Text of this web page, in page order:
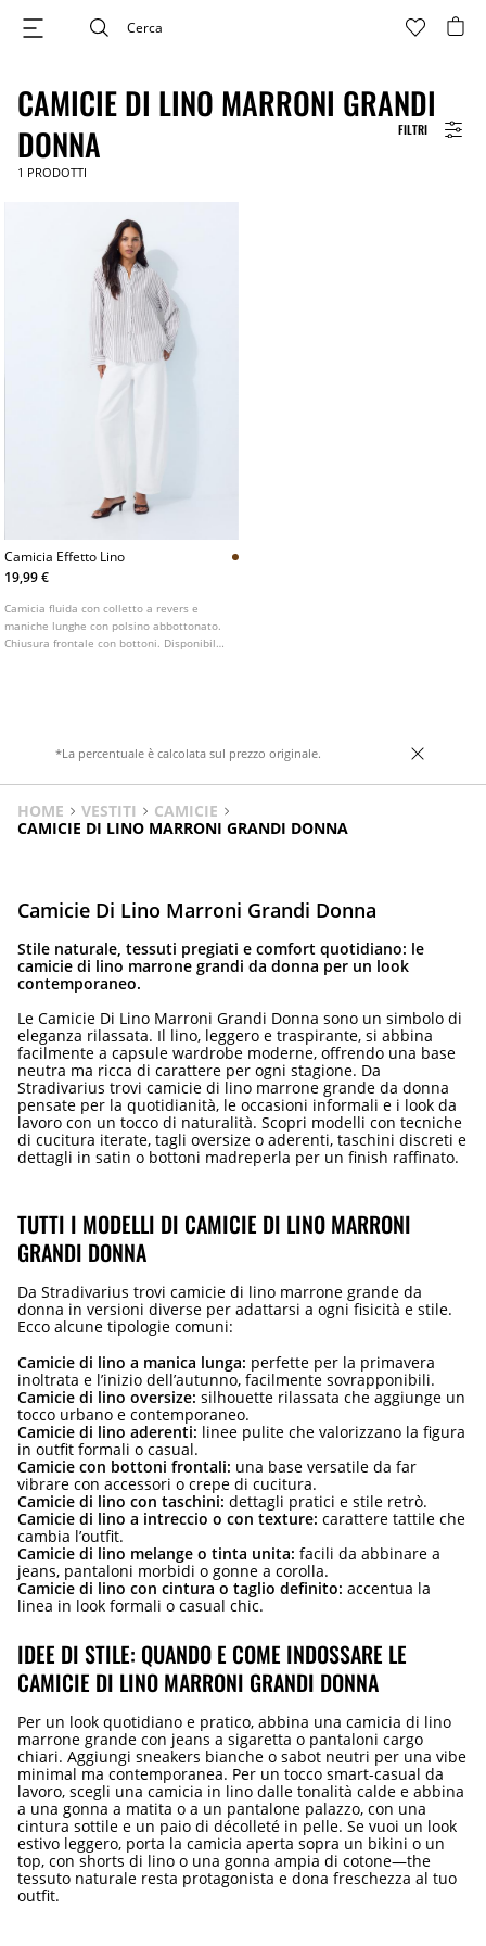
FILTRI
CAMICIE DI LINO MARRONI GRANDI
DONNA
1 PRODOTTI
Camicia Effetto Lino
19,99 €
Camicia fluida con colletto a revers e
maniche lunghe con polsino abbottonato.
Chiusura frontale con bottoni. Disponibile
*La percentuale è calcolata sul prezzo originale.
HOME VESTITI
CAMICIE
CAMICIE DI LINO MARRONI GRANDI DONNA
Camicie Di Lino Marroni Grandi Donna
Stile naturale, tessuti pregiati e comfort quotidiano: le
camicie di lino marrone grandi da donna per un look
contemporaneo.
Le Camicie Di Lino Marroni Grandi Donna sono un simbolo di
eleganza rilassata. Il lino, leggero e traspirante, si abbina
facilmente a capsule wardrobe moderne, offrendo una base
neutra ma ricca di carattere per ogni stagione. Da
Stradivarius trovi camicie di lino marrone grande da donna
pensate per la quotidianità, le occasioni informali e i look da
lavoro con un tocco di naturalità. Scopri modelli con tecniche
di cucitura iterate, tagli oversize o aderenti, taschini discreti e
dettagli in satin o bottoni madreperla per un finish raffinato.
TUTTI I MODELLI DI CAMICIE DI LINO MARRONI
GRANDI DONNA
Da Stradivarius trovi camicie di lino marrone grande da
donna in versioni diverse per adattarsi a ogni fisicità e stile.
Ecco alcune tipologie comuni:
Camicie di lino a manica lunga: perfette per la primavera
inoltrata e l’inizio dell’autunno, facilmente sovrapponibili.
Camicie di lino oversize: silhouette rilassata che aggiunge un
tocco urbano e contemporaneo.
Camicie di lino aderenti: linee pulite che valorizzano la figura
in outfit formali o casual.
Camicie con bottoni frontali: una base versatile da far
vibrare con accessori o crepe di cucitura.
Camicie di lino con taschini: dettagli pratici e stile retrò.
Camicie di lino a intreccio o con texture: carattere tattile che
cambia l’outfit.
Camicie di lino melange o tinta unita: facili da abbinare a
jeans, pantaloni morbidi o gonne a corolla.
Camicie di lino con cintura o taglio definito: accentua la
linea in look formali o casual chic.
IDEE DI STILE: QUANDO E COME INDOSSARE LE
CAMICIE DI LINO MARRONI GRANDI DONNA
Per un look quotidiano e pratico, abbina una camicia di lino
marrone grande con jeans a sigaretta o pantaloni cargo
chiari. Aggiungi sneakers bianche o sabot neutri per una vibe
minimal ma contemporanea. Per un tocco smart-casual da
lavoro, scegli una camicia in lino dalle tonalità calde e abbina
a una gonna a matita o a un pantalone palazzo, con una
cintura sottile e un paio di décolleté in pelle. Se vuoi un look
estivo leggero, porta la camicia aperta sopra un bikini o un
top, con shorts di lino o una gonna ampia di cotone—the
tessuto naturale resta protagonista e dona freschezza al tuo
outfit.